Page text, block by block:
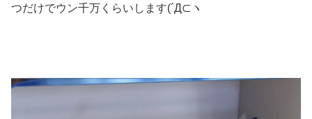
つだけでウン千万くらいします(´Д⊂ヽ